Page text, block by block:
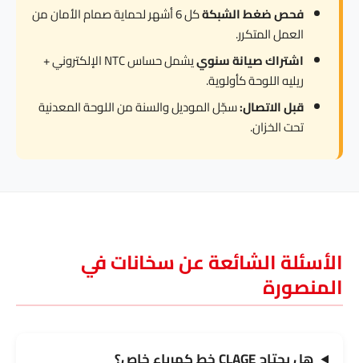
فحص ضغط الشبكة
كل 6 أشهر لحماية صمام الأمان من
العمل المتكرر.
اشتراك صيانة سنوي
يشمل حساس NTC الإلكتروني +
ريليه اللوحة كأولوية.
قبل الاتصال:سجّل الموديل والسنة من اللوحة المعدنية
تحت الخزان.
الأسئلة الشائعة عن سخانات في
المنصورة